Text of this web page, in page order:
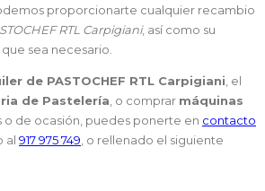
proporcionarte cualquier recambio
RTL Carpigiani, así como su
sea necesario.
de PASTOCHEF RTL Carpigiani, el
de Pastelería, o comprar máquinas
o de ocasión, puedes ponerte en contacto
al 917 975 749, o rellenado el siguiente